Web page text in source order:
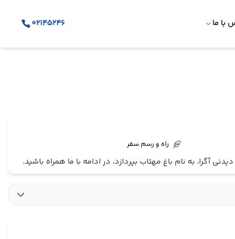
با ما 02145246
راه و رسم سفر
به نام باغ مهتاب بپردازد، در ادامه با ما همراه باشید.